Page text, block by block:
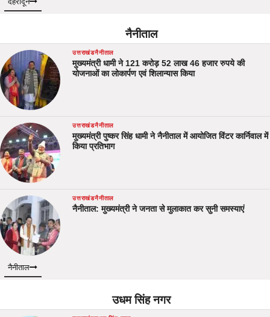
देहरादून
नैनीताल
उत्तराखंडनैनीताल
मुख्यमंत्री धामी ने 121 करोड़ 52 लाख 46 हजार रुपये की
योजनाओं का लोकार्पण एवं शिलान्यास किया
उत्तराखंडनैनीताल
मुख्यमंत्री पुष्कर सिंह धामी ने नैनीताल में आयोजित विंटर कार्निवाल में
किया प्रतिभाग
उत्तराखंडनैनीताल
नैनीताल: मुख्यमंत्री ने जनता से मुलाकात कर सुनी समस्याएं
नैनीताल
उधम सिंह नगर